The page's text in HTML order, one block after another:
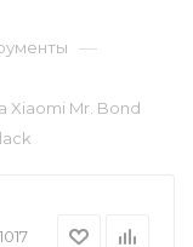
—
Xiaomi Mr. Bond